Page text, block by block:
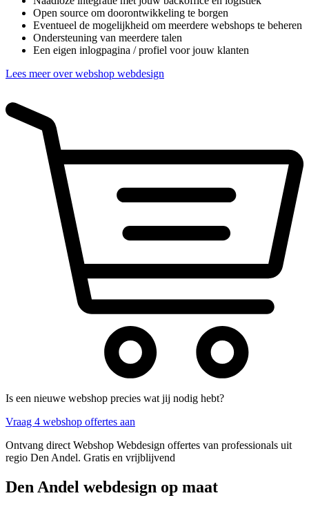
Open source om doorontwikkeling te borgen
Eventueel de mogelijkheid om meerdere webshops te beheren
Ondersteuning van meerdere talen
Een eigen inlogpagina / profiel voor jouw klanten
Lees meer over webshop webdesign
Is een nieuwe webshop precies wat jij nodig hebt?
Vraag 4 webshop offertes aan
Ontvang direct Webshop Webdesign offertes van professionals uit
regio Den Andel. Gratis en vrijblijvend
Den Andel webdesign op maat